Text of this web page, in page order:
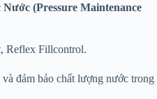
(Pressure Maintenance
Reflex Fillcontrol.
đảm bảo chất lượng nước trong